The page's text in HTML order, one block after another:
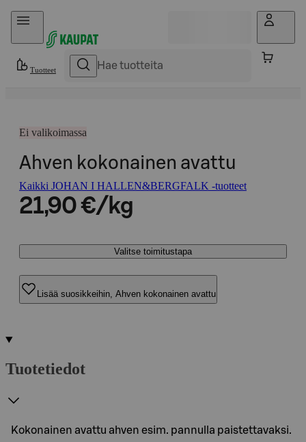
Hyppää sisältöön
Tuotteet
Ei valikoimassa
Ahven kokonainen avattu
Kaikki JOHAN I HALLEN&BERGFALK -tuotteet
21,90 €/kg
Valitse toimitustapa
Lisää suosikkeihin, Ahven kokonainen avattu
Tuotetiedot
Kokonainen avattu ahven esim. pannulla paistettavaksi.